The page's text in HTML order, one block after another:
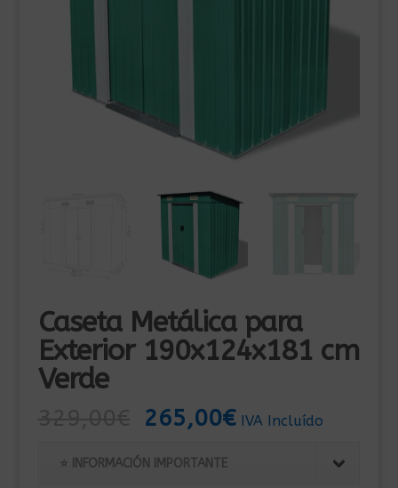
Caseta Metálica para
Exterior 190x124x181 cm
Verde
El
original
265,00€El
IVA Incluído
⭐ INFORMACIÓN IMPORTANTE